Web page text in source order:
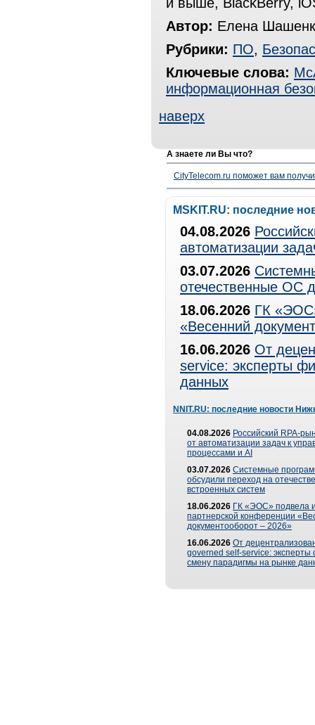
Автор: Елена
Рубрики: ПО,
Ключевые слова:
информационная
наверх
А знаете ли Вы что?
CityTelecom.ru поможет вам
MSKIT.RU: последние
04.08.2026
автоматизации
03.07.2026
отечественные ОС
18.06.2026 ГК
«Весенний
16.06.2026 От
service: эксперты
данных
NNIT.RU: последние новости
04.08.2026 Российский RPA-
от автоматизации задач к
процессами и AI
03.07.2026 Системные
обсудили переход на
встроенных систем
18.06.2026 ГК «ЭОС» подвела
партнерской конференции
документооборот – 2026»
16.06.2026 От
governed self-service: эксперты
смену парадигмы на рынке